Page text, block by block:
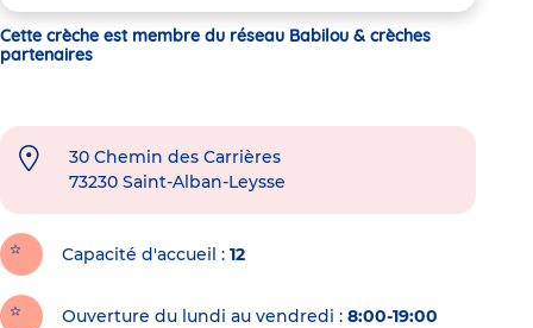
Cette crèche est membre du réseau Babilou & crèches
partenaires
30 Chemin des Carrières
73230 Saint-Alban-Leysse
Capacité d'accueil 12
Ouverture du lundi au vendredi : 8:00-19:00